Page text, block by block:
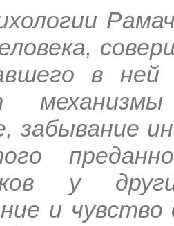
в ней
забывание
у
и